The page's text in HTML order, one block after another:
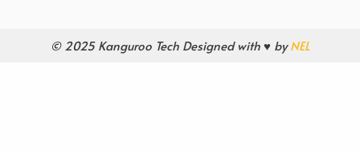
© 2025 Kanguroo Tech Designed with ♥ byNEL